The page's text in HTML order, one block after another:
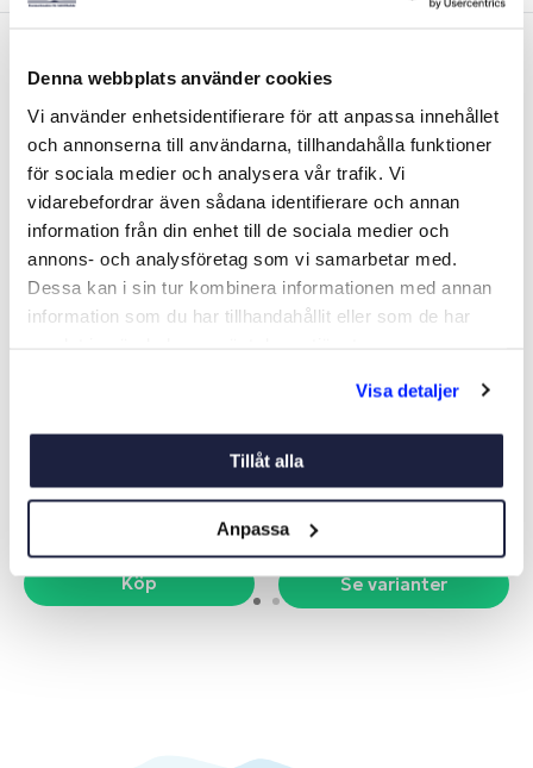
Denna webbplats använder cookies
Vi använder enhetsidentifierare för att anpassa innehållet
och annonserna till användarna, tillhandahålla funktioner
för sociala medier och analysera vår trafik. Vi
vidarebefordrar även sådana identifierare och annan
information från din enhet till de sociala medier och
annons- och analysföretag som vi samarbetar med.
Dessa kan i sin tur kombinera informationen med annan
information som du har tillhandahållit eller som de har
Visa detaljer
Tillåt alla
Anpassa
Liknande produkter
Art nr: 05455
Köp
GLÖDLAMPA TILL
Art nr: V05454
Se varianter